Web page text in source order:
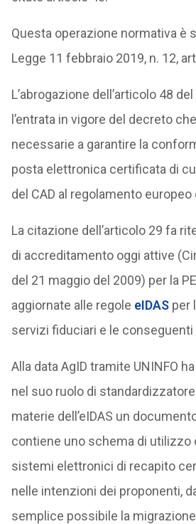
Questa operazione normativa è
Legge 11 febbraio 2019, n. 12,
L’abrogazione dell’articolo 48
l’entrata in vigore del decreto
necessarie a garantire la
posta elettronica certificata di
del CAD al regolamento europeo
La citazione dell’articolo 29 fa
di accreditamento oggi attive
del 21 maggio del 2009) per la
aggiornate alle regole eIDAS per
servizi fiduciari e le conseguenti
Alla data AgID tramite UNINFO
nel suo ruolo di
materie dell’eIDAS un
contiene uno schema di utilizzo
sistemi elettronici di recapito
nelle intenzioni dei proponenti,
semplice possibile la migrazione